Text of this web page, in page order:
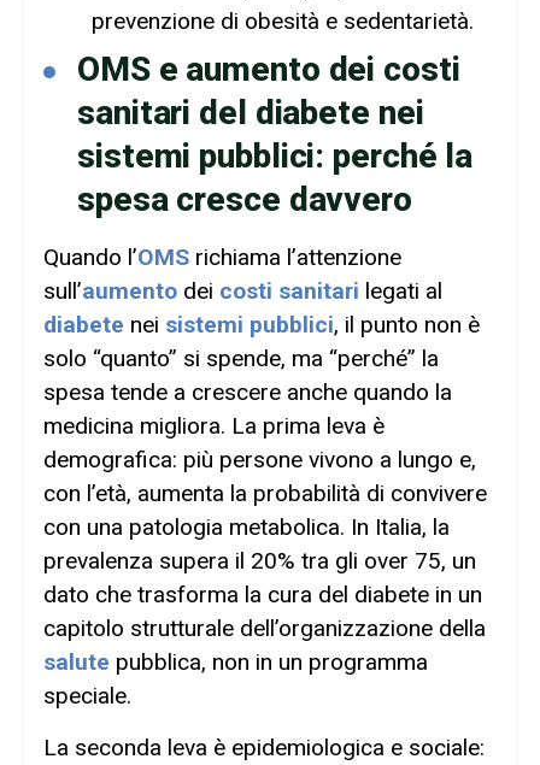
prevenzione di obesità e sedentarietà.
OMS e aumento dei costi
sanitari del diabete nei
sistemi pubblici: perché la
spesa cresce davvero
Quando l’OMS richiama l’attenzione
sull’aumento dei costi sanitari legati al
diabete nei sistemi pubblici, il punto non è
solo “quanto” si spende, ma “perché” la
spesa tende a crescere anche quando la
medicina migliora. La prima leva è
demografica: più persone vivono a lungo e,
con l’età, aumenta la probabilità di convivere
con una patologia metabolica. In Italia, la
prevalenza supera il 20% tra gli over 75, un
dato che trasforma la cura del diabete in un
capitolo strutturale dell’organizzazione della
salute pubblica, non in un programma
speciale.
La seconda leva è epidemiologica e sociale: